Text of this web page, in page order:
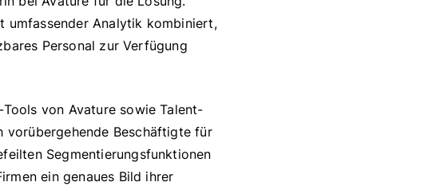
umfassender Analytik kombiniert,
Personal zur Verfügung
von Avature sowie Talent-
vorübergehende Beschäftigte für
Segmentierungsfunktionen
ein genaues Bild ihrer